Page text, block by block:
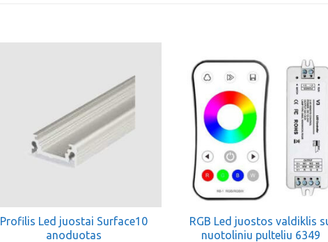
Profilis Led juostai Surface10
anoduotas
RGB Led juostos valdiklis
nuotoliniu pulteliu 6349